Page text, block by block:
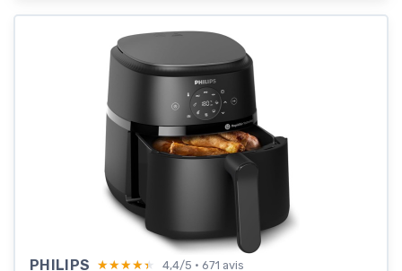
PHILIPS ★★★★★
★★★★★ 4,4/5 · 671 avis